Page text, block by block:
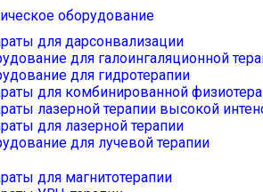
оборудование
для дарсонвализации
для галоингаляционной
для гидротерапии
для комбинированной
лазерной терапии высокой
для лазерной терапии
для лучевой терапии
для магнитотерапии